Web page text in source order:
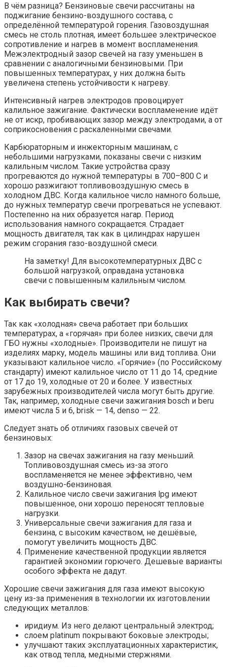
В чём разница? Бензиновые свечи рассчитаны на
поджигание бензино-воздушного состава, с
определённой температурой горения. Газовоздушная
смесь не столь плотная, имеет большее электрическое
сопротивление и нагрев в момент воспламенения.
Межэлектродный зазор свечей на газу уменьшен в
сравнении с аналогичными бензиновыми. При
повышенных температурах, у них должна быть
увеличена степень устойчивости к нагреву.
Интенсивный нагрев электродов провоцирует
калильное зажигание. Фактически воспламенение идёт
не от искр, пробивающих зазор между электродами, а от
соприкосновения с раскаленными свечами.
Карбюраторным и инжекторным машинам, с
небольшими нагрузками, показаны свечи с низким
калильным числом. Такие устройства сразу
прогреваются до нужной температуры в 700–800 С и
хорошо разжигают топливовоздушную смесь в
холодном ДВС. Когда калильное число намного больше,
до нужных температур свечи прогреваться не успевают.
Постепенно на них образуется нагар. Период
использования намного сокращается. Страдает
мощность двигателя, так как в цилиндрах нарушен
режим сгорания газо-воздушной смеси.
На заметку! Для высокотемпературных ДВС с
большой нагрузкой, оправдана установка
свечи с повышенным калильным числом.
Как выбирать свечи?
Так как «холодная» свеча работает при больших
температурах, а «горячая» при более низких, свечи для
ГБО нужны «холодные». Производители не пишут на
изделиях марку, модель машины или вид топлива. Они
указывают калильное число. «Горячие» (по Российскому
стандарту) имеют калильное число от 11 до 14, средние
от 17 до 19, холодные от 20 и более. У известных
зарубежных производителей числа могут быть другие.
Так, например, холодные свечи зажигания bosch и beru
имеют числа 5 и 6, brisk — 14, denso — 22.
Следует знать об отличиях газовых свечей от
бензиновых:
Зазор на свечах зажигания на газу меньший.
Топливовоздушная смесь из-за этого
воспламеняется не менее эффективно, чем
воздушно-бензиновая.
Калильное число свечи зажигания lpg имеют
повышенное, они хорошо переносят тепловые
нагрузки.
Универсальные свечи зажигания для газа и
бензина, с высоким качеством, не дешёвые,
помогут увеличить мощность ДВС.
Применение качественной продукции является
гарантией экономии горючего. Дешевые варианты
особого эффекта не дадут.
Хорошие свечи зажигания для газа имеют высокую
цену из-за применения в технологии их изготовлении
следующих металлов:
иридиум. Из него делают центральный электрод;
слоем platinum покрывают боковые электроды;
улучшают таких эксплуатационных характеристик,
как отвод тепла, медными стержнями.